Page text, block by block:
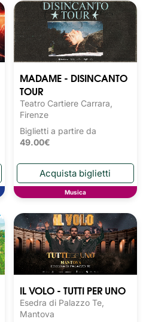
MADAME - DISINCANTO
TOUR
Teatro Cartiere Carrara,
Firenze
Biglietti a partire da
49.00€
Musica
IL VOLO - TUTTI PER UNO
Esedra di Palazzo Te,
Mantova